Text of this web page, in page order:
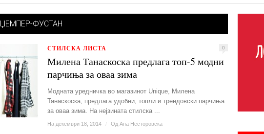
ЏЕМПЕР-ФУСТАН
СТИЛСКА ЛИСТА 0
Милена Танаскоска предлага топ-5 модни
парчиња за оваа зима
Модната уредничка во магазинот Unique, Милена
Танаскоска, предлага удобни, топли и трендовски парчиња
за оваа зима. На нејзината стилска ...
На декември 18, 2014 / Од Ана Несторовска